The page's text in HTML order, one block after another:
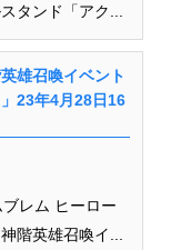
タンド「アク...
雄召喚イベント
」23年4月28日16
レム ヒーロー
階英雄召喚イ...